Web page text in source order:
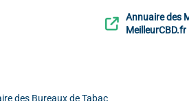
Annuaire des
MeilleurCBD.fr
des Bureaux de Tabac